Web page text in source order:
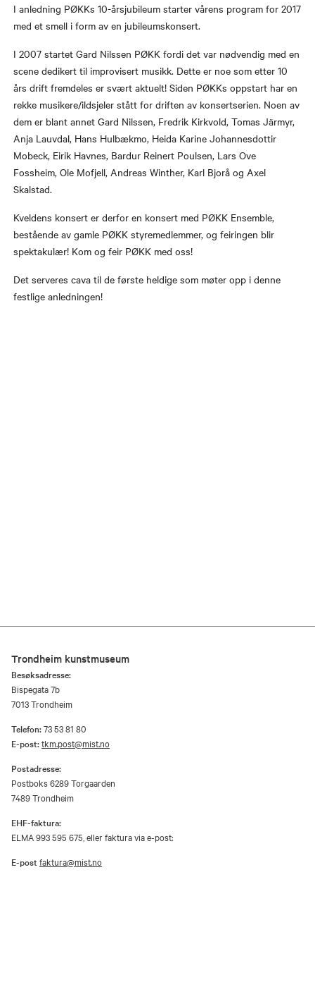
I anledning PØKKs 10-årsjubileum starter vårens program for 2017
med et smell i form av en jubileumskonsert.
I 2007 startet Gard Nilssen PØKK fordi det var nødvendig med en
scene dedikert til improvisert musikk. Dette er noe som etter 10
års drift fremdeles er svært aktuelt! Siden PØKKs oppstart har en
rekke musikere/ildsjeler stått for driften av konsertserien. Noen av
dem er blant annet Gard Nilssen, Fredrik Kirkvold, Tomas Järmyr,
Anja Lauvdal, Hans Hulbækmo, Heida Karine Johannesdottir
Mobeck, Eirik Havnes, Bardur Reinert Poulsen, Lars Ove
Fossheim, Ole Mofjell, Andreas Winther, Karl Bjorå og Axel
Skalstad.
Kveldens konsert er derfor en konsert med PØKK Ensemble,
bestående av gamle PØKK styremedlemmer, og feiringen blir
spektakulær! Kom og feir PØKK med oss!
Det serveres cava til de første heldige som møter opp i denne
festlige anledningen!
Trondheim kunstmuseum
Besøksadresse:
Bispegata 7b
7013 Trondheim
Telefon:73 53 81 80
E-post:tkm.post@mist.no
Postadresse:
Postboks 6289 Torgaarden
7489 Trondheim
EHF-faktura:
ELMA 993 595 675, eller faktura via e-post:
E-post faktura@mist.no